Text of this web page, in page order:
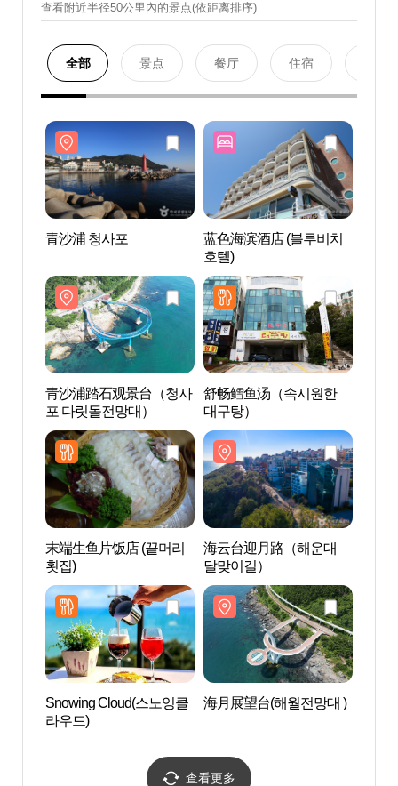
查看附近半径50公里內的景点(依距离排序)
全部 景点 餐厅 住宿
青沙浦 청사포
蓝色海滨酒店 (블루비치
호텔)
青沙浦踏石观景台（청사
포 다릿돌전망대）
舒畅鳕鱼汤（속시원한
대구탕）
末端生鱼片饭店 (끝머리
횟집)
海云台迎月路（해운대
달맞이길）
Snowing Cloud(스노잉클
라우드)
海月展望台(해월전망대 )
查看更多